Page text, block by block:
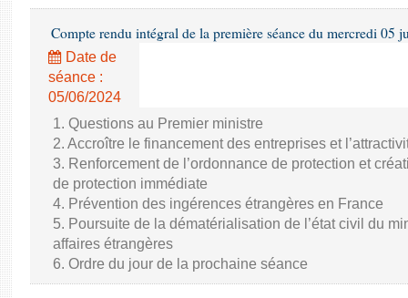
Compte rendu intégral de la première séance du mercredi 05
Date de
séance :
05/06/2024
1. Questions au Premier ministre
2. Accroître le financement des entreprises et
3. Renforcement de l’ordonnance de protection et
de protection immédiate
4. Prévention des ingérences étrangères en France
5. Poursuite de la dématérialisation de l’état civil du
affaires étrangères
6. Ordre du jour de la prochaine séance